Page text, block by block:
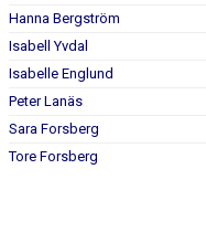
Hanna Bergström
Isabell Yvdal
Isabelle Englund
Peter Lanäs
Sara Forsberg
Tore Forsberg